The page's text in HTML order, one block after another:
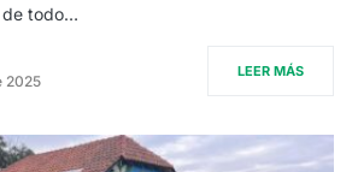
todo…
2025
LEER MÁS